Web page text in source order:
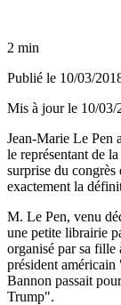
2 min
Publié le 10/03/
Mis à jour le 10/03/
Jean-Marie Le Pen
le représentant de
surprise du
exactement la
M. Le Pen, venu
une petite librairie
organisé par sa fille
président américain
Bannon passait
Trump".